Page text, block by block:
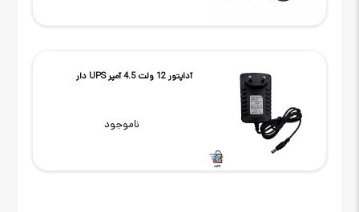
آداپتور 12 ولت 4.5 آمپر UPS دار
ناموجود